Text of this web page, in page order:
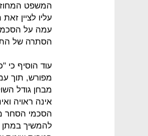
המשפט
עליו לציין
עמה על הסכמי
הסתרה של
עוד הוסיף כי
מפורש, תוך
מבחן גודל
אינה ראויה
הסכמי הסחר
להמשיך במתן